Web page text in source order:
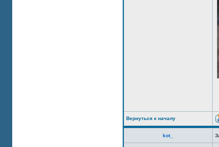
Вернуться к началу
kot_